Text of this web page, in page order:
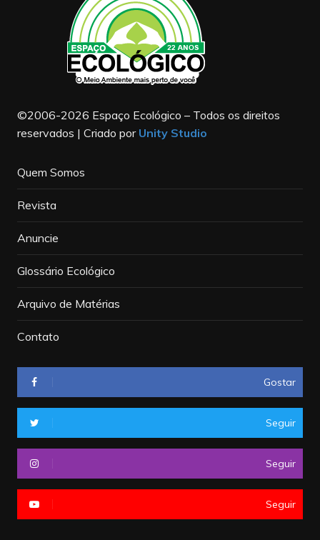
©2006-2026 Espaço Ecológico – Todos os direitos
reservados | Criado por Unity Studio
Quem Somos
Revista
Anuncie
Glossário Ecológico
Arquivo de Matérias
Contato
Gostar
Seguir
Seguir
Seguir